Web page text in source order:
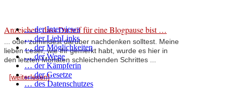
Anzeichen, dass Du reif für eine Blogpause bist …
... oder zumindest darüber nachdenken solltest. Meine
lieben Leser, wie ihr gemerkt habt, wurde es hier in
den letzten Monaten schleichenden Schrittes ...
[weiterlesen]
… der Interviews
… der LiebLinks
… der Möglichkeiten
… der Wege
… der Kämpferin
… der Gesetze
… des Datenschutzes